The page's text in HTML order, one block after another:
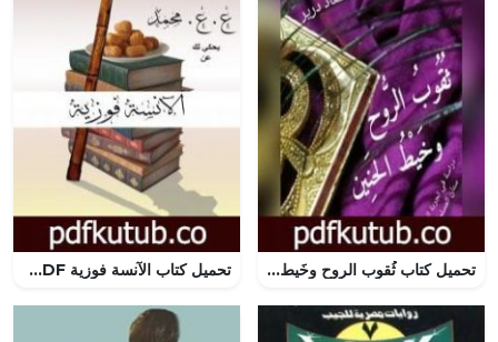
تحميل كتاب ثُقوب الروح وخَيط الحنين PDF تأليف د. سعاد درير مجانا [كامل] تحميل كتاب الآنسة فوزية PDF تأليف عبدالهادي عاصم محمد مجانا [كامل]